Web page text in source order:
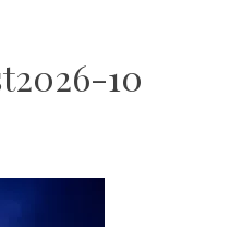
10